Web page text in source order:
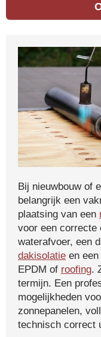
Bij nieuwbouw of
belangrijk een
plaatsing van een
voor een correcte
waterafvoer, een
dakisolatie en
EPDM of roofing.
termijn. Een
mogelijkheden
zonnepanelen,
technisch correct